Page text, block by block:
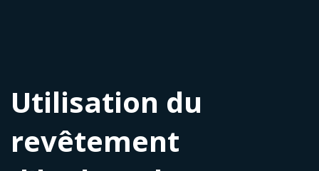
Utilisation du
revêtement